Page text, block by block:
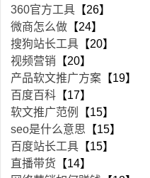
360官方工具 【26】
微商怎么做 【24】
搜狗站长工具 【20】
视频营销 【20】
产品软文推广方案 【19】
百度百科 【17】
软文推广范例
【15】
seo是什么意思 【15】
百度站长工具 【15】
直播带货 【14】